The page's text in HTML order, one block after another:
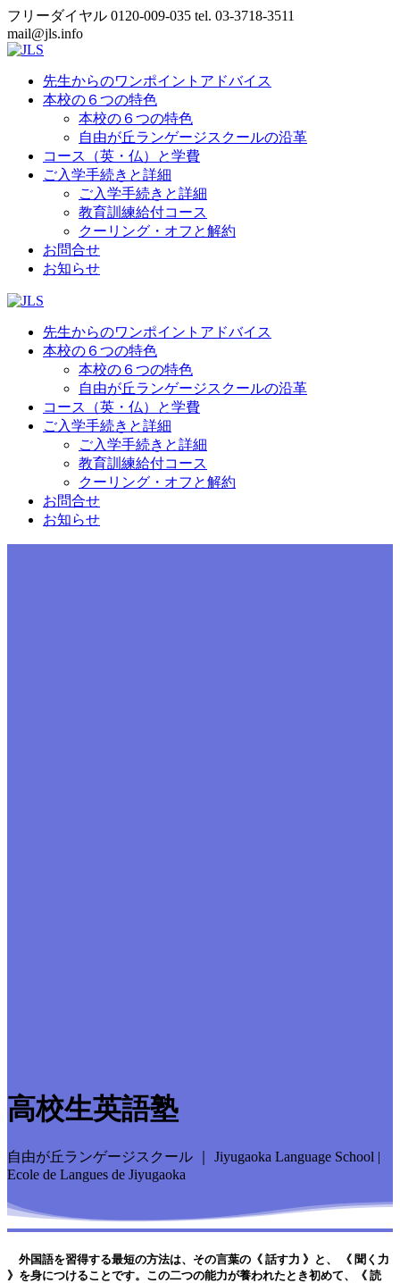
コ
ン
テ
フリーダイヤル 0120-009-035 tel. 03-3718-3511
mail@jls.info
先生からのワンポイントアドバイス
本校の６つの特色
本校の６つの特色
自由が丘ランゲージスクールの沿革
コース（英・仏）と学費
ご入学手続きと詳細
ご入学手続きと詳細
教育訓練給付コース
クーリング・オフと解約
お問合せ
お知らせ
先生からのワンポイントアドバイス
本校の６つの特色
本校の６つの特色
自由が丘ランゲージスクールの沿革
コース（英・仏）と学費
ご入学手続きと詳細
ご入学手続きと詳細
教育訓練給付コース
クーリング・オフと解約
お問合せ
お知らせ
高校生英語塾
自由が丘ランゲージスクール ｜ Jiyugaoka Language School |
Ecole de Langues de Jiyugaoka
外国語を習得する最短の方法は、その言葉の《 話す力 》と、 《 聞く力
》を身につけることです。この二つの能力が養われたとき初めて、《 読